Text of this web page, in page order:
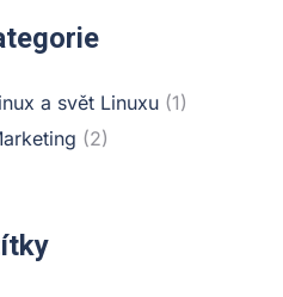
a svět Linuxu (1)
(2)